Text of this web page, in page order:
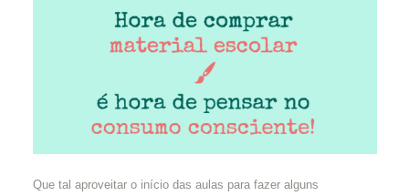
Que tal aproveitar o início das aulas para fazer alguns